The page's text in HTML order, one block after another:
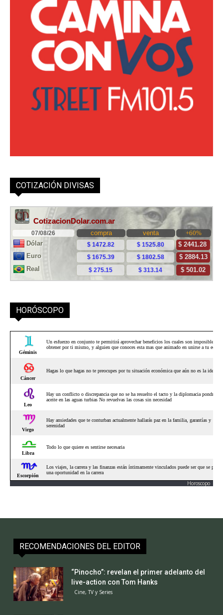
COTIZACIÓN DIVISAS
HORÓSCOPO
Horoscopo
RECOMENDACIONES DEL EDITOR
“Pinocho”: revelan el primer adelanto del
live-action con Tom Hanks
Cine, TV y Series